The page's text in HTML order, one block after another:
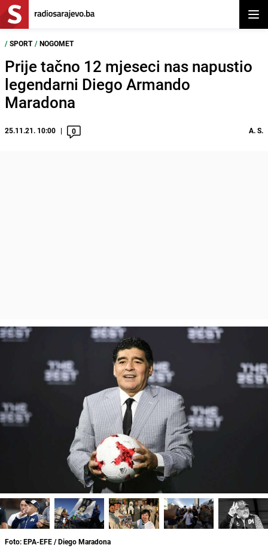
/ SPORT / NOGOMET
Prije tačno 12 mjeseci nas napustio
legendarni Diego Armando
Maradona
25.11.21. 10:00 0 A. S.
Foto: EPA-EFE / Diego Maradona